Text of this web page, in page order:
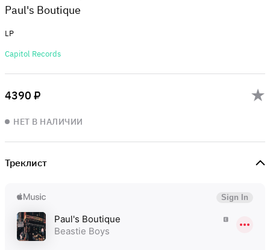
Paul's Boutique
LP
Capitol Records
4390 ₽
НЕТ В НАЛИЧИИ
Треклист